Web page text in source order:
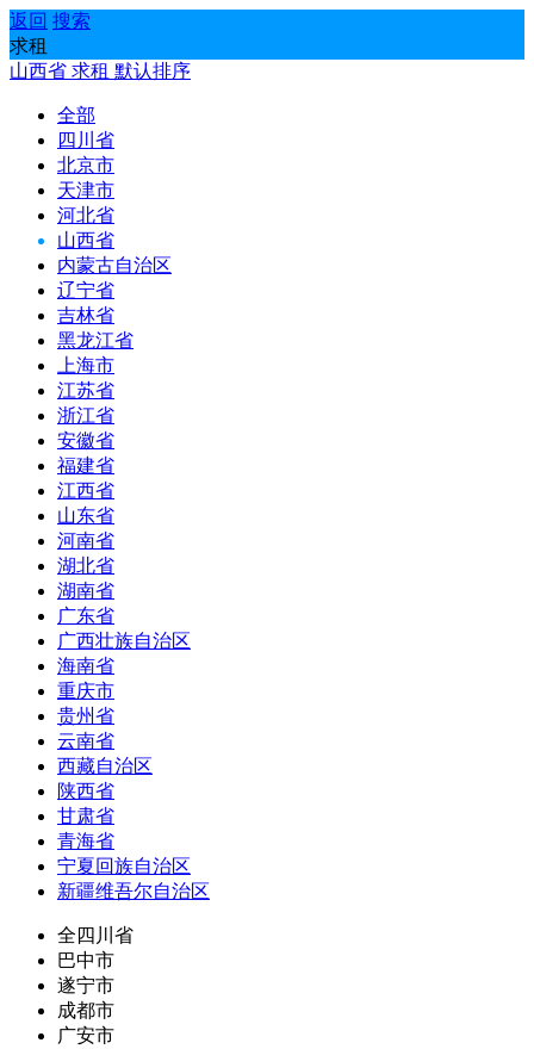
返回 搜索
求租
山西省 求租 默认排序
全部
四川省
北京市
天津市
河北省
山西省
内蒙古自治区
辽宁省
吉林省
黑龙江省
上海市
江苏省
浙江省
安徽省
福建省
江西省
山东省
河南省
湖北省
湖南省
广东省
广西壮族自治区
海南省
重庆市
贵州省
云南省
西藏自治区
陕西省
甘肃省
青海省
宁夏回族自治区
新疆维吾尔自治区
全四川省
巴中市
遂宁市
成都市
广安市